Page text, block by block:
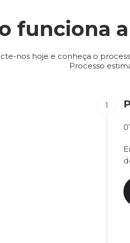
funciona
nos hoje e conheça o
Processo